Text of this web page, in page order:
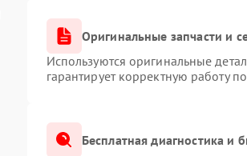
Оригинальные запчасти и
Используются оригинальные
гарантирует корректную работу
Бесплатная диагностика и